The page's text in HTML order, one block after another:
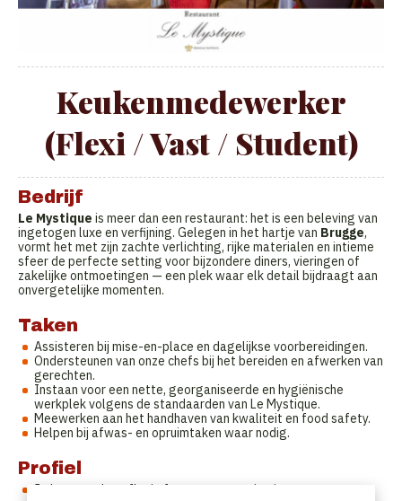
Keukenmedewerker
(Flexi / Vast / Student)
Bedrijf
Le Mystique is meer dan een restaurant: het is een beleving van
ingetogen luxe en verfijning. Gelegen in het hartje van Brugge,
vormt het met zijn zachte verlichting, rijke materialen en intieme
sfeer de perfecte setting voor bijzondere diners, vieringen of
zakelijke ontmoetingen — een plek waar elk detail bijdraagt aan
onvergetelijke momenten.
Taken
Assisteren bij mise-en-place en dagelijkse voorbereidingen.
Ondersteunen van onze chefs bij het bereiden en afwerken van
gerechten.
Instaan voor een nette, georganiseerde en hygiënische
werkplek volgens de standaarden van Le Mystique.
Meewerken aan het handhaven van kwaliteit en food safety.
Helpen bij afwas- en opruimtaken waar nodig.
Profiel
Je bent student, flexi of vast met ervaring in een